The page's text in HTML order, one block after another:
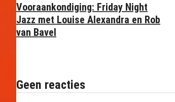
Vooraankondiging: Friday Night
Jazz met Louise Alexandra en Rob
van Bavel
Geen reacties